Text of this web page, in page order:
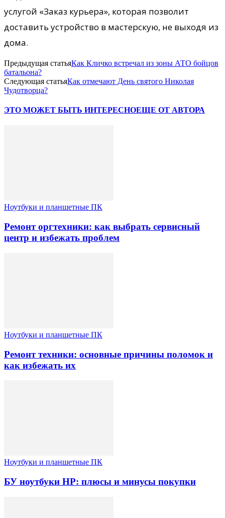
услугой «Заказ курьера», которая позволит
доставить устройство в мастерскую, не выходя из
дома.
Предыдущая статьяКак Кличко встречал из зоны АТО бойцов
батальона?
Следующая статьяКак отмечают День святого Николая
Чудотворца?
ЭТО МОЖЕТ БЫТЬ ИНТЕРЕСНОЕЩЕ ОТ АВТОРА
Ноутбуки и планшетные ПК
Ремонт оргтехники: как выбрать сервисный
центр и избежать проблем
Ноутбуки и планшетные ПК
Ремонт техники: основные причины поломок и
как избежать их
Ноутбуки и планшетные ПК
БУ ноутбуки HP: плюсы и минусы покупки